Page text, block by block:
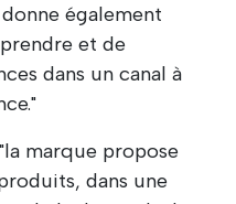
également
et de
dans un canal à
marque propose
dans une